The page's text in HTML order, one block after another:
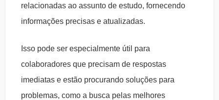
relacionadas ao assunto de estudo, fornecendo
informações precisas e atualizadas.
Isso pode ser especialmente útil para
colaboradores que precisam de respostas
imediatas e estão procurando soluções para
problemas, como a busca pelas melhores